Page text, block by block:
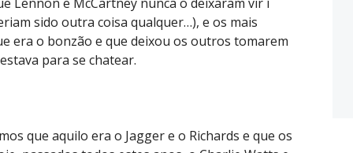
sido outra coisa qualquer…), e os mais
era o bonzão e que deixou os outros tomarem
para se chatear.
que aquilo era o Jagger e o Richards e que os